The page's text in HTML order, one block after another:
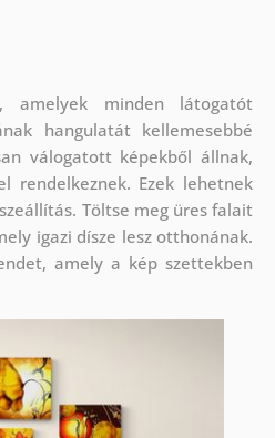
amelyek minden látogatót
hangulatát kellemesebbé
válogatott képekből állnak,
rendelkeznek. Ezek lehetnek
Töltse meg üres falait
igazi dísze lesz otthonának.
amely a kép szettekben